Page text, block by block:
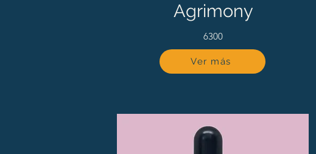
Agrimony
6300
Ver más